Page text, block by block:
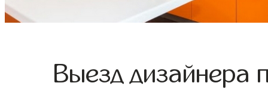
Выезд дизайнера